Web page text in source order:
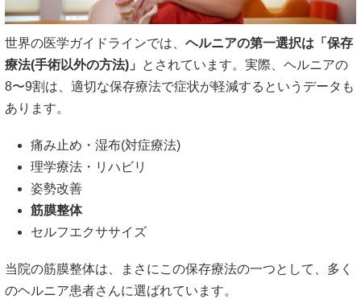
世界の医学ガイドラインでは、 ヘルニアの第一選択は「保存
療法(手術以外の方法)」
とされています。実際、ヘルニアの
8〜9割は、適切な保存療法で症状が軽減するというデータも
あります。
痛み止め・湿布(対症療法)
理学療法・リハビリ
姿勢改善
筋膜整体
セルフエクササイズ
当院の筋膜整体は、まさにこの保存療法の一つとして、多く
のヘルニア患者さんに選ばれています。